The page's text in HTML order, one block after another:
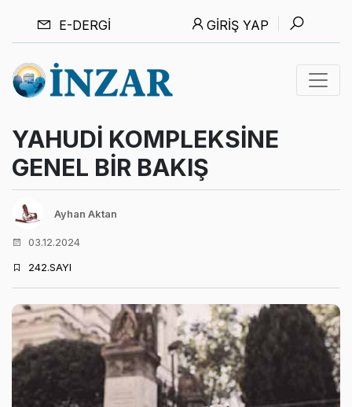
E-DERGI GIRIŞ YAP
YAHUDİ KOMPLEKSİNE
GENEL BİR BAKIŞ
Ayhan Aktan
03.12.2024
242.SAYI